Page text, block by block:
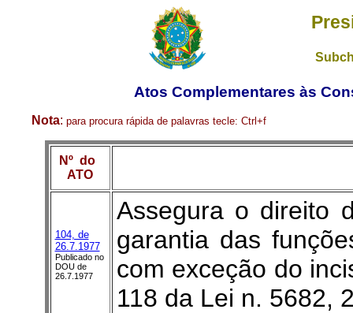
Atos Complementares às
Nota: para procura rápida de palavras tecle: Ctrl+f
Nº do
ATO
104, de
26.7.1977
Publicado no
DOU de
26.7.1977
Assegura o direito
garantia das
com exceção do
118 da Lei n. 5682,